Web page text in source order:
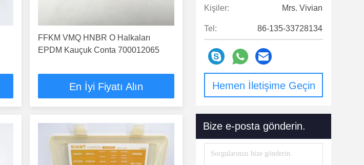
FFKM VMQ HNBR O Halkaları
EPDM Kauçuk Conta 700012065
En İyi Fiyatı Alın
Sürtünme Diski
Kişiler: Mrs. Vivian
Tel: 86-135-33728134
Hemen İletişime Geçin
Bize e-posta gönderin.